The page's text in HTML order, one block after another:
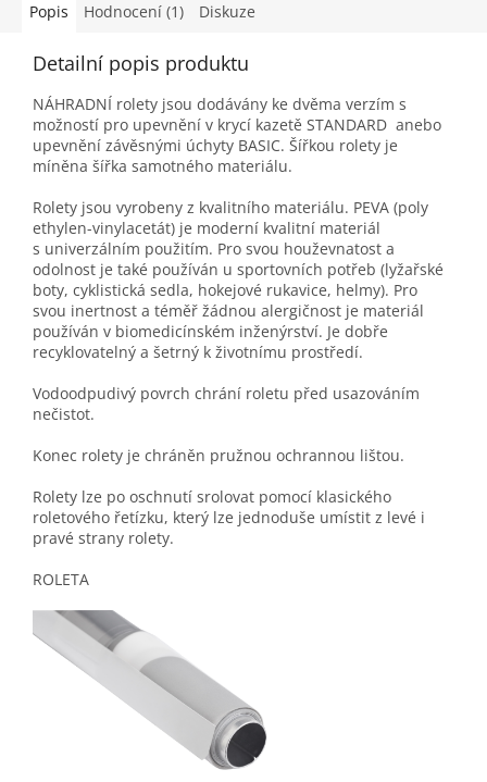
Popis Hodnocení (1) Diskuze
Detailní popis produktu
NÁHRADNÍ rolety jsou dodávány ke dvěma verzím s
možností pro upevnění v krycí kazetě STANDARD anebo
upevnění závěsnými úchyty BASIC. Šířkou rolety je
míněna šířka samotného materiálu.
Rolety jsou vyrobeny z kvalitního materiálu. PEVA (poly
ethylen-vinylacetát) je moderní kvalitní materiál
s univerzálním použitím. Pro svou houževnatost a
odolnost je také používán u sportovních potřeb (lyžařské
boty, cyklistická sedla, hokejové rukavice, helmy). Pro
svou inertnost a téměř žádnou alergičnost je materiál
používán v biomedicínském inženýrství. Je dobře
recyklovatelný a šetrný k životnímu prostředí.
Vodoodpudivý povrch chrání roletu před usazováním
nečistot.
Konec rolety je chráněn pružnou ochrannou lištou.
Rolety lze po oschnutí srolovat pomocí klasického
roletového řetízku, který lze jednoduše umístit z levé i
pravé strany rolety.
ROLETA